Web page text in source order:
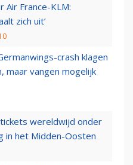
Air France-KLM:
zich uit’
crash klagen
maar vangen mogelijk
wereldwijd onder
in het Midden-Oosten